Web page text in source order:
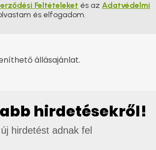
Feltételeket és az Adatvédelmi
és elfogadom.
állásajánlat.
hirdetésekről!
hirdetést adnak fel